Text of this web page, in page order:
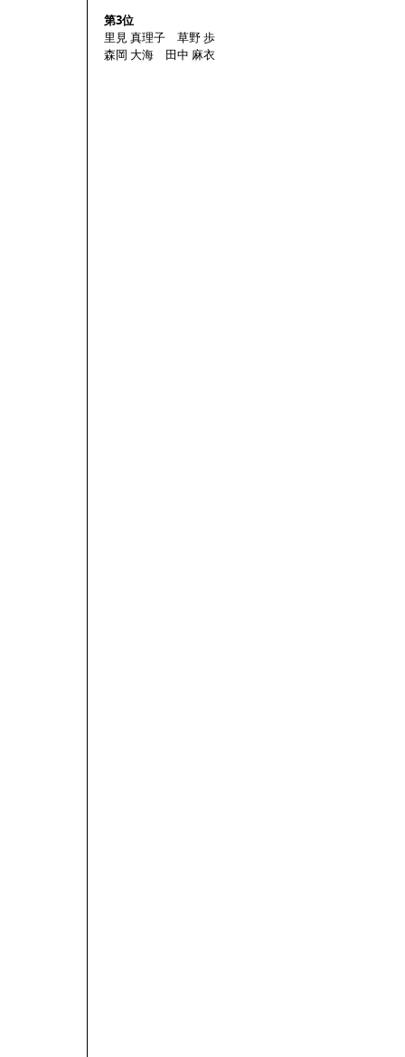
第3位
里見 真理子　草野 歩
森岡 大海　田中 麻衣